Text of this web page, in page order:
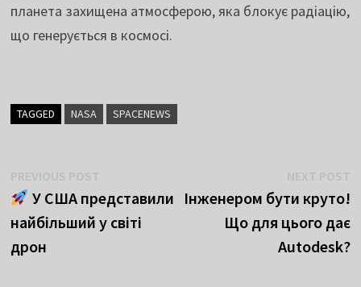
планета захищена атмосферою, яка блокує радіацію,
що генерується в космосі.
TAGGED NASA SPACENEWS
записів post:
У США представили
найбільший у світі
дрон
Інженером бути круто!
Що для цього дає
Autodesk?